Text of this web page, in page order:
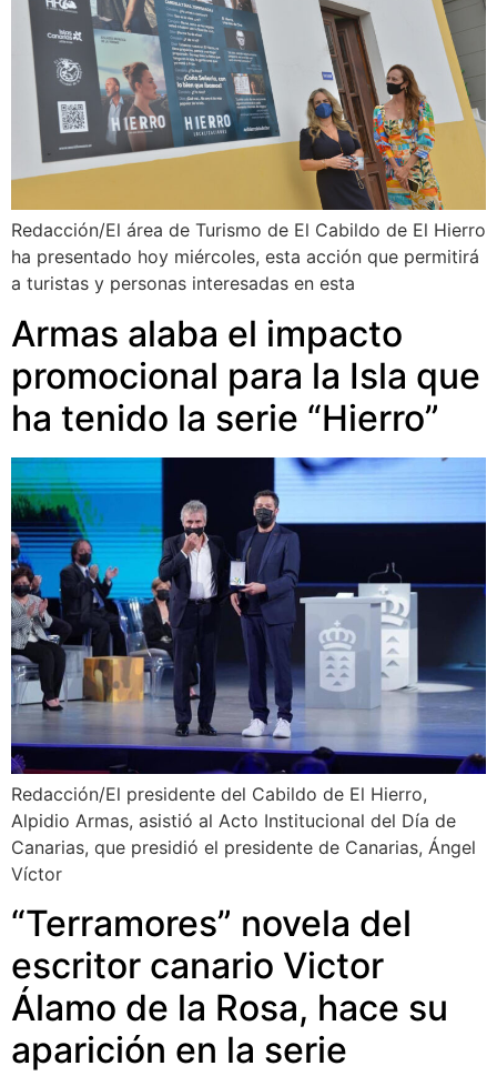
Redacción/El área de Turismo de El Cabildo de El Hierro
ha presentado hoy miércoles, esta acción que permitirá
a turistas y personas interesadas en esta
Armas alaba el impacto
promocional para la Isla que
ha tenido la serie “Hierro”
Redacción/El presidente del Cabildo de El Hierro,
Alpidio Armas, asistió al Acto Institucional del Día de
Canarias, que presidió el presidente de Canarias, Ángel
Víctor
“Terramores” novela del
escritor canario Victor
Álamo de la Rosa, hace su
aparición en la serie